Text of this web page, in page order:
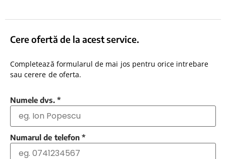
Cere ofertă de la acest service.
Completează formularul de mai jos pentru orice intrebare
sau cerere de oferta.
Numele dvs. *
Numarul de telefon *